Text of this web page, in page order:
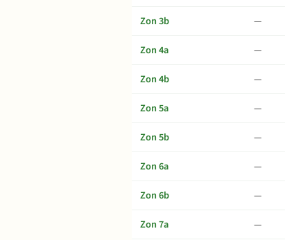
Zon 3b
—
Zon 4a
—
Zon 4b
—
Zon 5a
—
Zon 5b
—
Zon 6a
—
Zon 6b
—
Zon 7a
—